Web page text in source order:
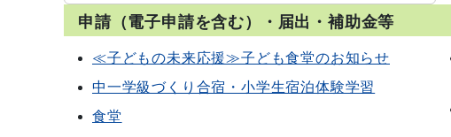
申請（電子申請を含む）・届出・補助金等
≪子どもの未来応援≫子ども食堂のお知らせ
中一学級づくり合宿・小学生宿泊体験学習
食堂